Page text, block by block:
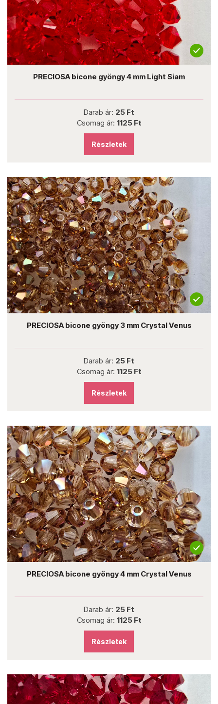
PRECIOSA bicone gyöngy 4 mm Light Siam
Darab ár: 25 Ft
Csomag ár: 1125 Ft
Részletek
PRECIOSA bicone gyöngy 3 mm Crystal Venus
Darab ár: 25 Ft
Csomag ár: 1125 Ft
Részletek
PRECIOSA bicone gyöngy 4 mm Crystal Venus
Darab ár: 25 Ft
Csomag ár: 1125 Ft
Részletek